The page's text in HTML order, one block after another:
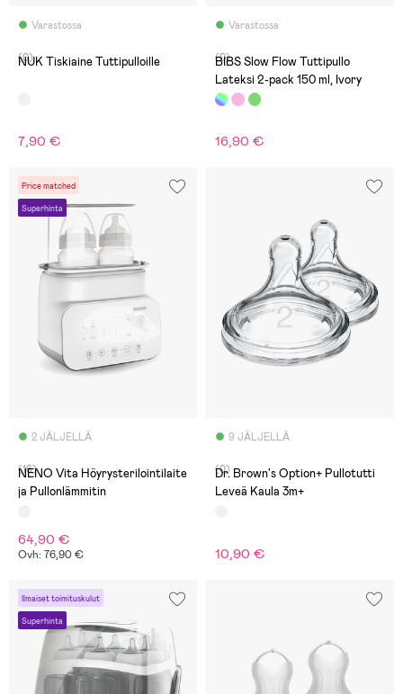
Varastossa
(0)
NUK Tiskiaine Tuttipulloille
7,90 €
Varastossa
(0)
BIBS Slow Flow Tuttipullo
Lateksi 2-pack 150 ml, Ivory
16,90 €
Price matched
Superhinta
2 JÄLJELLÄ
(16)
NENO Vita Höyrysterilointilaite
ja Pullonlämmitin
64,90 €
Ovh: 76,90 €
9 JÄLJELLÄ
(0)
Dr. Brown's Option+ Pullotutti
Leveä Kaula 3m+
10,90 €
Ilmaiset toimituskulut
Superhinta